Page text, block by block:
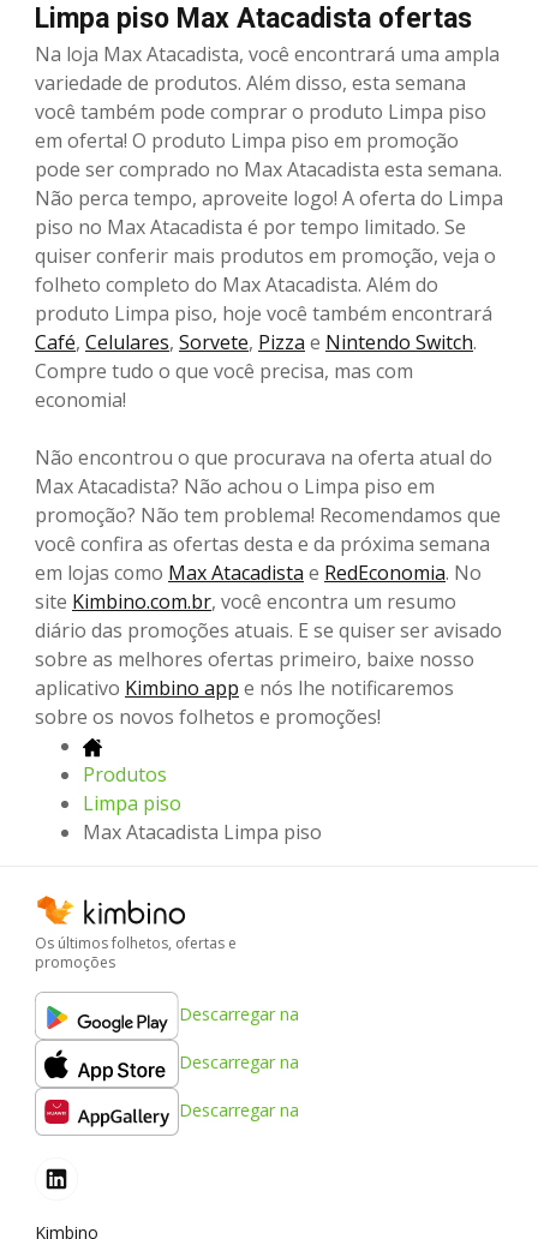
Limpa piso Max Atacadista ofertas
Na loja Max Atacadista, você encontrará uma ampla
variedade de produtos. Além disso, esta semana
você também pode comprar o produto Limpa piso
em oferta! O produto Limpa piso em promoção
pode ser comprado no Max Atacadista esta semana.
Não perca tempo, aproveite logo! A oferta do Limpa
piso no Max Atacadista é por tempo limitado. Se
quiser conferir mais produtos em promoção, veja o
folheto completo do Max Atacadista. Além do
produto Limpa piso, hoje você também encontrará
Café, Celulares, Sorvete, Pizza e Nintendo Switch.
Compre tudo o que você precisa, mas com
economia!
Não encontrou o que procurava na oferta atual do
Max Atacadista? Não achou o Limpa piso em
promoção? Não tem problema! Recomendamos que
você confira as ofertas desta e da próxima semana
em lojas como Max Atacadista e RedEconomia. No
site Kimbino.com.br, você encontra um resumo
diário das promoções atuais. E se quiser ser avisado
sobre as melhores ofertas primeiro, baixe nosso
aplicativo Kimbino app e nós lhe notificaremos
sobre os novos folhetos e promoções!
Produtos
Limpa piso
Max Atacadista Limpa piso
Os últimos folhetos, ofertas e
promoções
Descarregar na
Descarregar na
Descarregar na
Kimbino